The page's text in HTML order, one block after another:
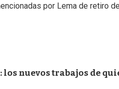
por Lema de retiro
nuevos trabajos de